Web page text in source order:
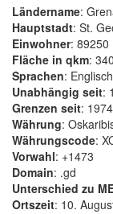
Ländername:
Hauptstadt: St.
Einwohner: 89250
Fläche in qkm: 340
Sprachen: Englisch
Unabhängig seit:
Grenzen seit: 1974
Währung:
Währungscode:
Vorwahl: +1473
Domain: .gd
Unterschied zu
Ortszeit: 10.